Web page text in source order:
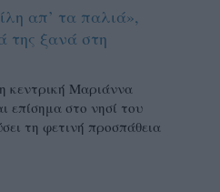
απ’ τα παλιά»,
της ξανά στη
κεντρική Μαριάννα
επίσημα στο νησί του
τη φετινή προσπάθεια